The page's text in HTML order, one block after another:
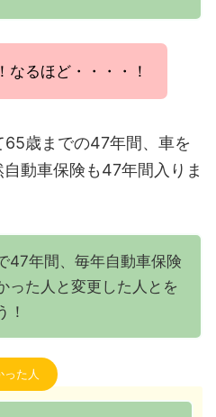
なるほど・・・・！
歳までの47年間、車を
動車保険も47年間入りま
47年間、毎年自動車保険
った人と変更した人とを
！
った人